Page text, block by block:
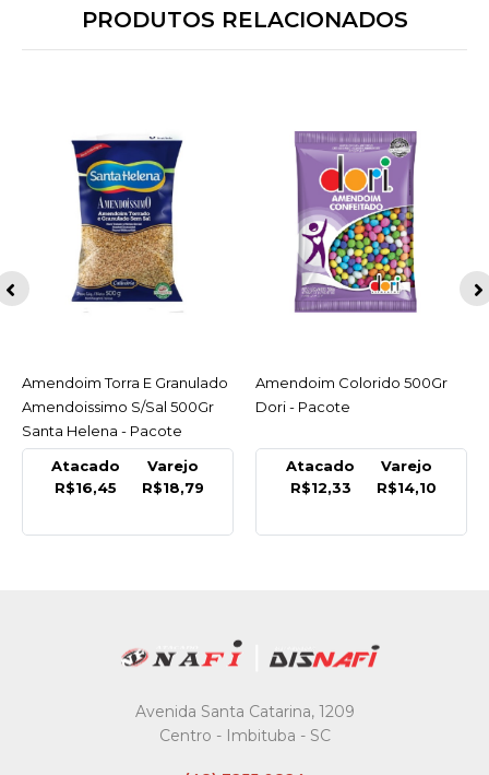
PRODUTOS RELACIONADOS
ACESSAR
Amendoim Torra E Granulado
Amendoissimo S/Sal 500Gr
Santa Helena - Pacote
Atacado
R$16,45
Varejo
R$18,79
ACESSAR
Amendoim Colorido 500Gr
Dori - Pacote
Atacado
R$12,33
Varejo
R$14,10
Avenida Santa Catarina, 1209
Centro - Imbituba - SC